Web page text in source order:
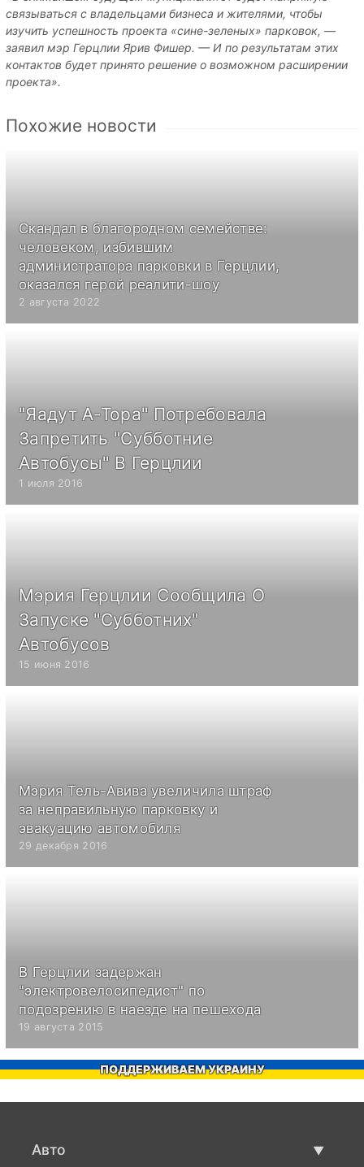
связываться с владельцами бизнеса и жителями, чтобы
изучить успешность проекта «сине-зеленых» парковок, —
заявил мэр Герцлии Ярив Фишер. — И по результатам этих
контактов будет принято решение о возможном расширении
проекта».
Похожие новости
Скандал в благородном семействе:
человеком, избившим
администратора парковки в Герцлии,
оказался герой реалити-шоу
2 августа 2022
"Яадут А-Тора" Потребовала
Запретить "Субботние
Автобусы" В Герцлии
1 июля 2016
Мэрия Герцлии Сообщила О
Запуске "Субботних"
Автобусов
15 июня 2016
Мэрия Тель-Авива увеличила штраф
за неправильную парковку и
эвакуацию автомобиля
29 декабря 2016
В Герцлии задержан
"электровелосипедист" по
подозрению в наезде на пешехода
19 августа 2015
ПОДДЕРЖИВАЕМ УКРАИНУ
Авто